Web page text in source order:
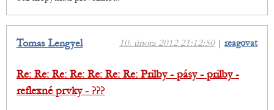
10. února 2012 21:12:50| reagovat
Tomas Lengyel
Re: Re: Re: Re: Re: Re: Re: Prilby - pásy - prilby -
reflexné prvky - ???